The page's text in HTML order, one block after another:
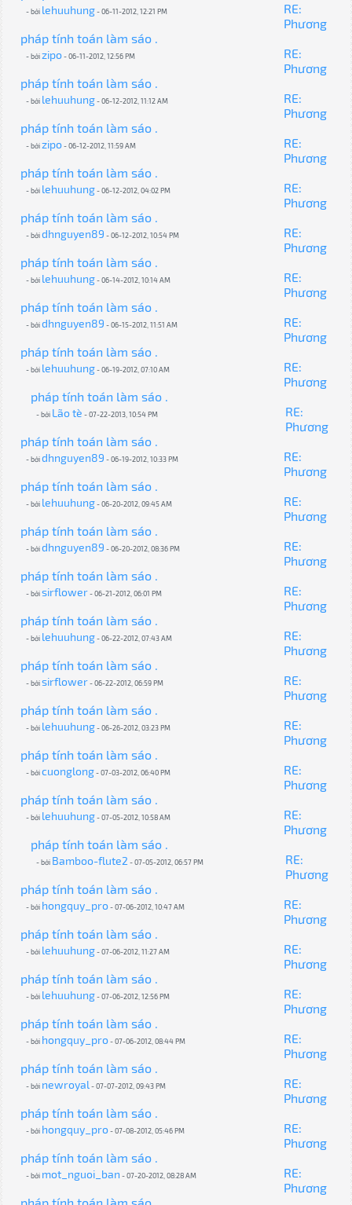
- bởi lehuuhung- 06-11-2012, 12:21 PM
RE:
Phương
pháp tính toán làm sáo .
- bởizipo- 06-11-2012, 12:56 PM
RE:
Phương
pháp tính toán làm sáo .
- bởi lehuuhung- 06-12-2012, 11:12 AM
RE:
Phương
pháp tính toán làm sáo .
- bởizipo- 06-12-2012, 11:59 AM
RE:
Phương
pháp tính toán làm sáo .
- bởi lehuuhung- 06-12-2012, 04:02 PM
RE:
Phương
pháp tính toán làm sáo .
- bởidhnguyen89 - 06-12-2012, 10:54 PM
RE:
Phương
pháp tính toán làm sáo .
- bởi lehuuhung- 06-14-2012, 10:14 AM
RE:
Phương
pháp tính toán làm sáo .
- bởidhnguyen89 - 06-15-2012, 11:51 AM
RE:
Phương
pháp tính toán làm sáo .
- bởi lehuuhung- 06-19-2012, 07:10 AM
RE:
Phương
pháp tính toán làm sáo .
- bởi Lão tè - 07-22-2013, 10:54 PM
RE:
Phương
pháp tính toán làm sáo .
- bởidhnguyen89 - 06-19-2012, 10:33 PM
RE:
Phương
pháp tính toán làm sáo .
- bởi lehuuhung- 06-20-2012, 09:45 AM
RE:
Phương
pháp tính toán làm sáo .
- bởidhnguyen89 - 06-20-2012, 08:36 PM
RE:
Phương
pháp tính toán làm sáo .
- bởisirflower- 06-21-2012, 06:01 PM
RE:
Phương
pháp tính toán làm sáo .
- bởi lehuuhung- 06-22-2012, 07:43 AM
RE:
Phương
pháp tính toán làm sáo .
- bởisirflower- 06-22-2012, 06:59 PM
RE:
Phương
pháp tính toán làm sáo .
- bởi lehuuhung- 06-26-2012, 03:23 PM
RE:
Phương
pháp tính toán làm sáo .
- bởicuonglong- 07-03-2012, 06:40 PM
RE:
Phương
pháp tính toán làm sáo .
- bởi lehuuhung- 07-05-2012, 10:58 AM
RE:
Phương
pháp tính toán làm sáo .
- bởi Bamboo-flute2 - 07-05-2012, 06:57 PM
RE:
Phương
pháp tính toán làm sáo .
- bởi hongquy_pro- 07-06-2012, 10:47 AM
RE:
Phương
pháp tính toán làm sáo .
- bởi lehuuhung- 07-06-2012, 11:27 AM
RE:
Phương
pháp tính toán làm sáo .
- bởi lehuuhung- 07-06-2012, 12:56 PM
RE:
Phương
pháp tính toán làm sáo .
- bởi hongquy_pro- 07-06-2012, 08:44 PM
RE:
Phương
pháp tính toán làm sáo .
- bởi newroyal- 07-07-2012, 09:43 PM
RE:
Phương
pháp tính toán làm sáo .
- bởi hongquy_pro- 07-08-2012, 05:46 PM
RE:
Phương
pháp tính toán làm sáo .
- bởi mot_nguoi_ban - 07-20-2012, 08:28 AM
RE:
Phương